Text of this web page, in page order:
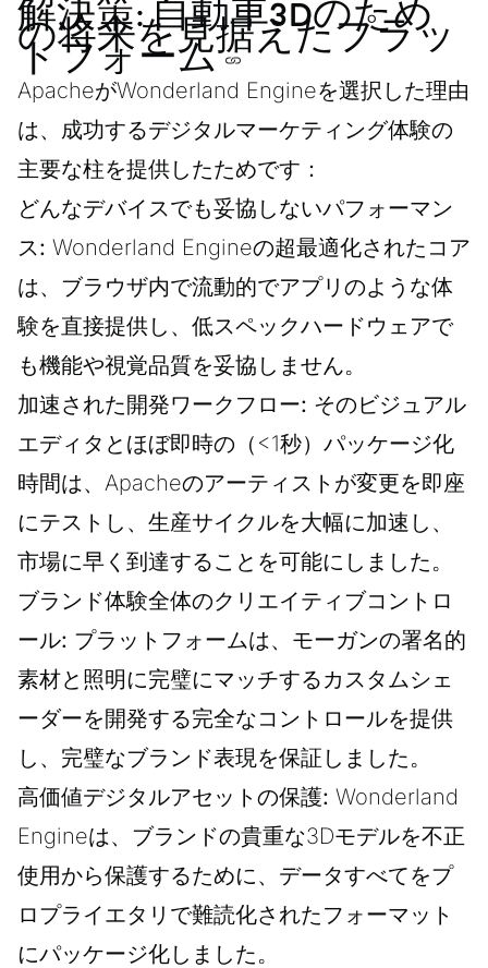
解決策: 自動車3Dのため
の将来を見据えたプラッ
トフォーム
ApacheがWonderland Engineを選択した理由
は、成功するデジタルマーケティング体験の
主要な柱を提供したためです：
どんなデバイスでも妥協しないパフォーマン
ス: Wonderland Engineの超最適化されたコア
は、ブラウザ内で流動的でアプリのような体
験を直接提供し、低スペックハードウェアで
も機能や視覚品質を妥協しません。
加速された開発ワークフロー: そのビジュアル
エディタとほぼ即時の（<1秒）パッケージ化
時間は、Apacheのアーティストが変更を即座
にテストし、生産サイクルを大幅に加速し、
市場に早く到達することを可能にしました。
ブランド体験全体のクリエイティブコントロ
ール: プラットフォームは、モーガンの署名的
素材と照明に完璧にマッチするカスタムシェ
ーダーを開発する完全なコントロールを提供
し、完璧なブランド表現を保証しました。
高価値デジタルアセットの保護: Wonderland
Engineは、ブランドの貴重な3Dモデルを不正
使用から保護するために、データすべてをプ
ロプライエタリで難読化されたフォーマット
にパッケージ化しました。